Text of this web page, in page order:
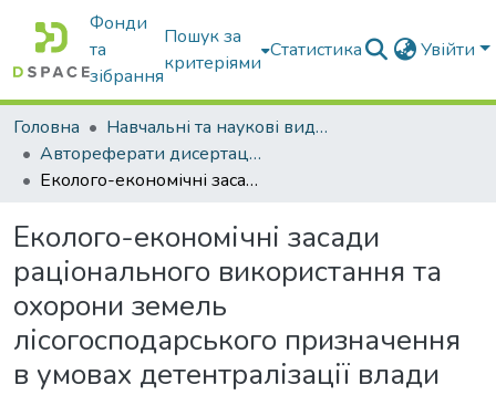
Фонди
та
зібрання
Пошук за
критеріями
Статистика Увійти
Головна
Навчальні та наукові видання
Автореферати дисертацій та дисертації
Еколого-економічні засади раціонального використання та охорони земель лісогосподарського призначення в умовах детентралізації влади
Еколого-економічні засади
раціонального використання та
охорони земель
лісогосподарського призначення
в умовах детентралізації влади